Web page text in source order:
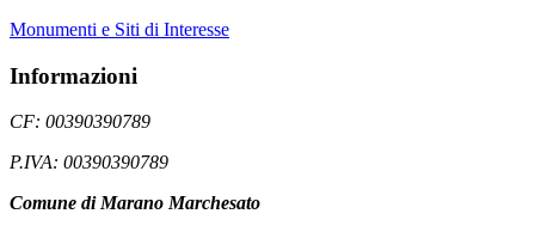
Monumenti e Siti di Interesse
Informazioni
CF: 00390390789
P.IVA: 00390390789
Comune di Marano Marchesato